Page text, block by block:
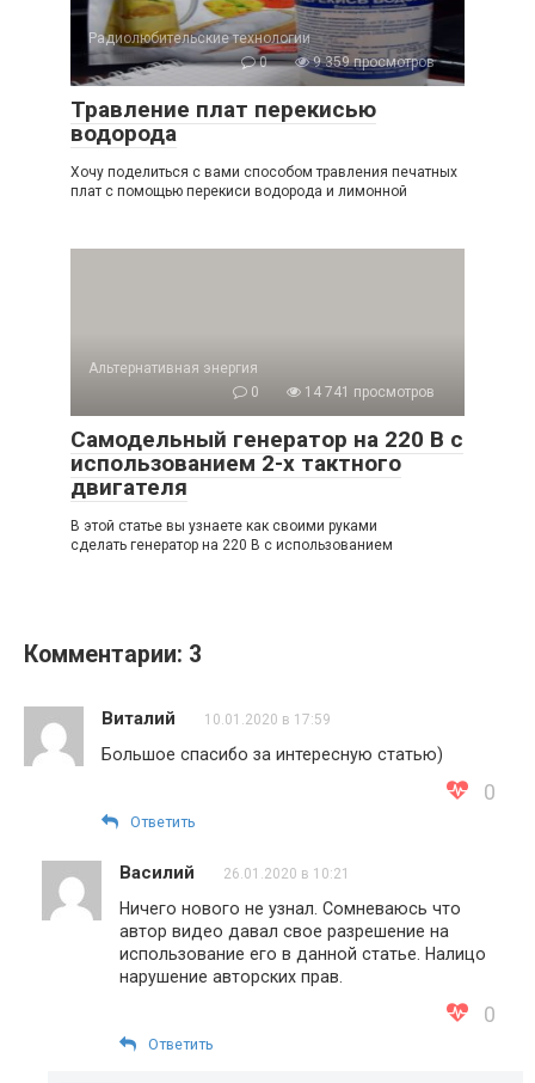
Радиолюбительские технологии
0
9 359 просмотров
Травление плат перекисью
водорода
Хочу поделиться с вами способом травления печатных
плат с помощью перекиси водорода и лимонной
Альтернативная энергия
0
14 741 просмотров
Самодельный генератор на 220 В с
использованием 2-х тактного
двигателя
В этой статье вы узнаете как своими руками
сделать генератор на 220 В с использованием
Комментарии: 3
Виталий 10.01.2020 в 17:59
Большое спасибо за интересную статью)
0
Ответить
Василий 26.01.2020 в 10:21
Ничего нового не узнал. Сомневаюсь что
автор видео давал свое разрешение на
использование его в данной статье. Налицо
нарушение авторских прав.
0
Ответить